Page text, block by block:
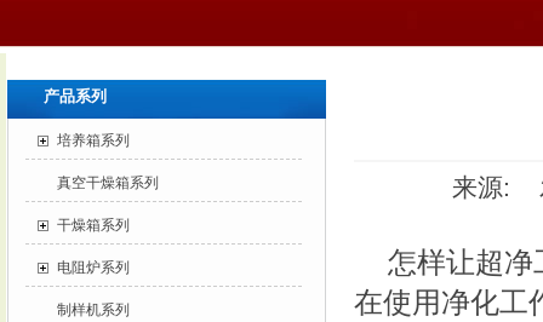
来源:
怎样让超净
在使用净化工
产品系列
培养箱系列
真空干燥箱系列
干燥箱系列
电阻炉系列
制样机系列